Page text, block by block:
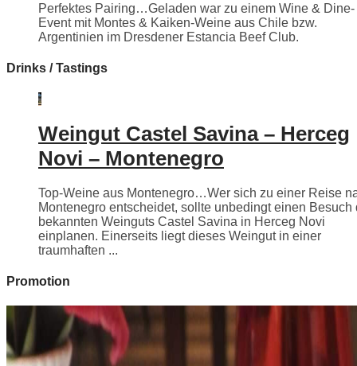
Perfektes Pairing…Geladen war zu einem Wine & Dine-
Event mit Montes & Kaiken-Weine aus Chile bzw.
Argentinien im Dresdener Estancia Beef Club.
Drinks / Tastings
Weingut Castel Savina – Herceg
Novi – Montenegro
Top-Weine aus Montenegro…Wer sich zu einer Reise
Montenegro entscheidet, sollte unbedingt einen Besuch
bekannten Weinguts Castel Savina in Herceg Novi
einplanen. Einerseits liegt dieses Weingut in einer
traumhaften ...
Promotion